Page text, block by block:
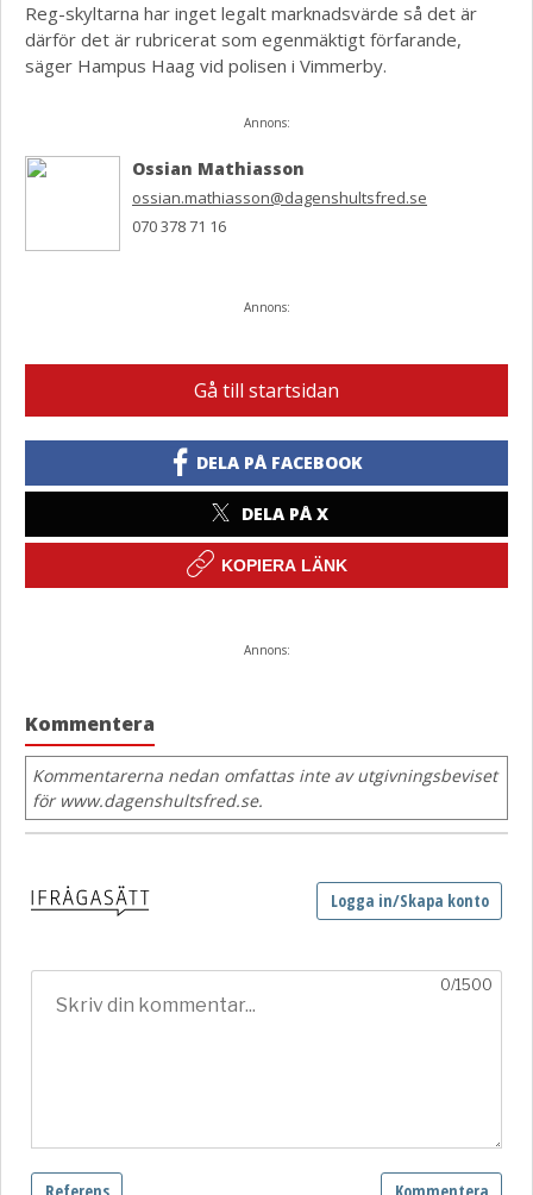
Reg-skyltarna har inget legalt marknadsvärde så det är
därför det är rubricerat som egenmäktigt förfarande,
säger Hampus Haag vid polisen i Vimmerby.
Annons:
Ossian Mathiasson
ossian.mathiasson@dagenshultsfred.se
070 378 71 16
Annons:
Gå till startsidan
DELA PÅ FACEBOOK
DELA PÅ X
KOPIERA LÄNK
Annons:
Kommentera
Kommentarerna nedan omfattas inte av utgivningsbeviset
för www.dagenshultsfred.se.